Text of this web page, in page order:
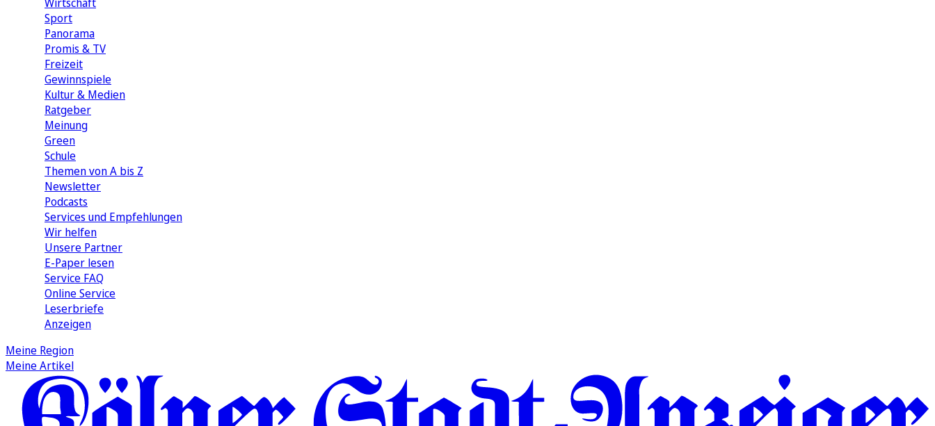
Sport
Panorama
Promis & TV
Freizeit
Gewinnspiele
Kultur & Medien
Ratgeber
Meinung
Green
Schule
Themen von A bis Z
Newsletter
Podcasts
Services und Empfehlungen
Wir helfen
Unsere Partner
E-Paper lesen
Service FAQ
Online Service
Leserbriefe
Anzeigen
Meine Region
Meine Artikel